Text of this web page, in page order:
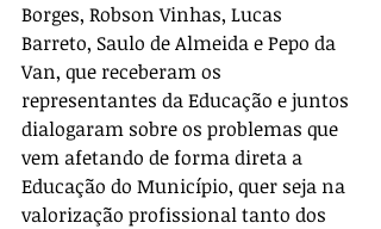
Borges, Robson Vinhas, Lucas
Barreto, Saulo de Almeida e Pepo da
Van, que receberam os
representantes da Educação e juntos
dialogaram sobre os problemas que
vem afetando de forma direta a
Educação do Município, quer seja na
valorização profissional tanto dos